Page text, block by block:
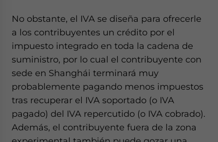
No obstante, el IVA se diseña para ofrecerle
a los contribuyentes un crédito por el
impuesto integrado en toda la cadena de
suministro, por lo cual el contribuyente con
sede en Shanghái terminará muy
probablemente pagando menos impuestos
tras recuperar el IVA soportado (o IVA
pagado) del IVA repercutido (o IVA cobrado).
Además, el contribuyente fuera de la zona